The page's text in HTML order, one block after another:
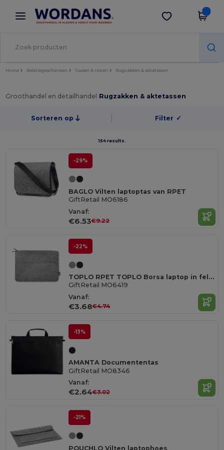
× Wordans-app
Betere prijzen in de app!
Download app
Home Relatiegeschenken Tassen & reizen Rugzakken & aktetassen
Groothandel en detailhandel Rugzakken & aktetassen
Sorteren op Filter ✓
154 results.
-29%
BAGLO Vilten laptoptas van RPET
GiftRetail MO6186
Vanaf:
€6.53€9.22
-22%
TOPLO RPET TOPLO Borsa laptop in feltro RPET
GiftRetail MO6419
Vanaf:
€3.68€4.74
-13%
AMANTA Documententas
GiftRetail MO8346
Vanaf:
€2.64€3.02
-21%
POUCHLO Vilten laptophoes